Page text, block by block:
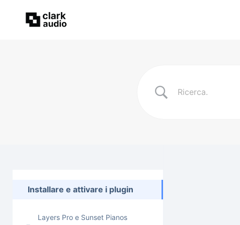
Installare e attivare i plugin
Layers Pro e Sunset Pianos